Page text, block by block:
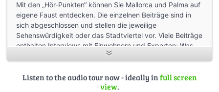
Mit den „Hör-Punkten“ können Sie Mallorca und Palma auf
eigene Faust entdecken. Die einzelnen Beiträge sind in
sich abgeschlossen und stellen die jeweilige
Sehenswürdigkeit oder das Stadtviertel vor. Viele Beiträge
enthalten Interviews mit Einwohnern und Experten: Was
bedeutete der Hafen für die Entwicklung von Palma und
der schwarzen Madonna im Kloster Lluc auf sich, wo kann
man das römische Mallorca entdecken ? Wir wünschen
Listen to the audio tour now - ideally infull screen
view.